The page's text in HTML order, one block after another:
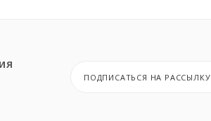
ПОДПИСАТЬСЯ НА РАССЫЛКУ